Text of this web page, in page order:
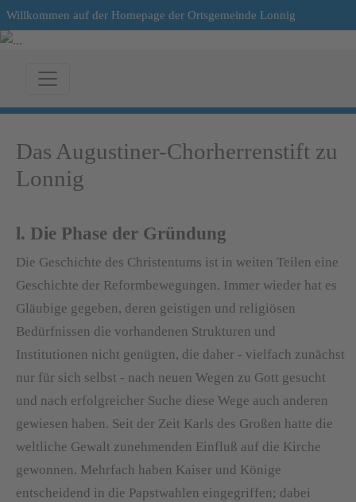
Willkommen auf der Homepage der Ortsgemeinde Lonnig
Das Augustiner-Chorherrenstift zu
Lonnig
l. Die Phase der Gründung
Die Geschichte des Christentums ist in weiten Teilen eine
Geschichte der Reformbewegungen. Immer wieder hat es
Gläubige gegeben, deren geistigen und religiösen
Bedürfnissen die vorhandenen Strukturen und
Institutionen nicht genügten, die daher - vielfach zunächst
nur für sich selbst - nach neuen Wegen zu Gott gesucht
und nach erfolgreicher Suche diese Wege auch anderen
gewiesen haben. Seit der Zeit Karls des Großen hatte die
weltliche Gewalt zunehmenden Einfluß auf die Kirche
gewonnen. Mehrfach haben Kaiser und Könige
entscheidend in die Papstwahlen eingegriffen; dabei